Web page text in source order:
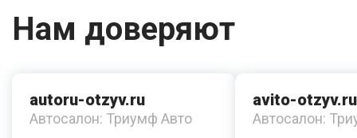
Нам доверяют
autoru-otzyv.ru
Автосалон: Триумф Авто
avito-otzyv.ru
Автосалон: